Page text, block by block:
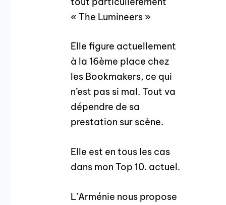
« The Lumineers »
Elle figure actuellement
à la 16ème place chez
les Bookmakers, ce qui
n’est pas si mal. Tout va
dépendre de sa
prestation sur scène.
Elle est en tous les cas
dans mon Top 10. actuel.
L’Arménie nous propose